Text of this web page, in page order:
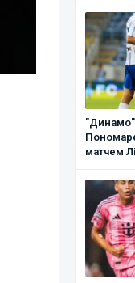
"Динамо"
матчем